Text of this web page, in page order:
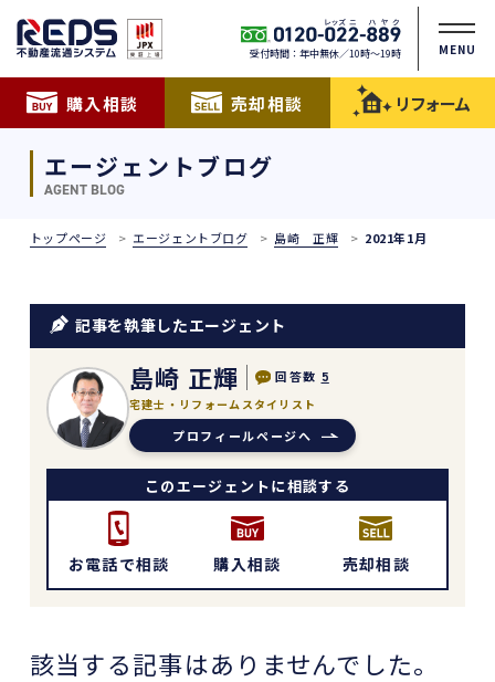
受付時間：年中無休／10時〜19時 MENU
購入相談 売却相談 リフォーム
エージェントブログ
AGENT BLOG
トップページ エージェントブログ 島崎 正輝 2021年1月
記事を執筆したエージェント
島崎 正輝 回答数 5
宅建士・リフォームスタイリスト
プロフィールページへ
このエージェントに相談する
お電話で相談 購入相談 売却相談
該当する記事はありませんでした。